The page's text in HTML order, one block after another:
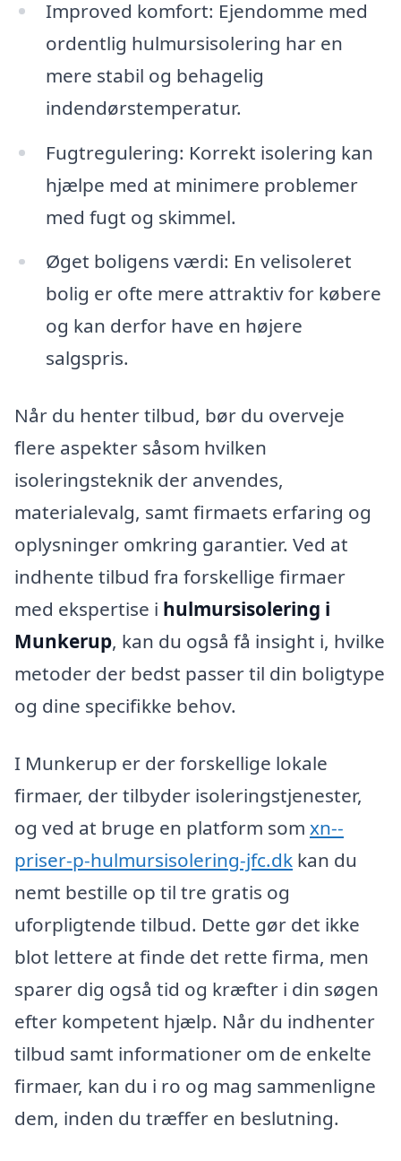
Improved komfort: Ejendomme med
ordentlig hulmursisolering har en
mere stabil og behagelig
indendørstemperatur.
Fugtregulering: Korrekt isolering kan
hjælpe med at minimere problemer
med fugt og skimmel.
Øget boligens værdi: En velisoleret
bolig er ofte mere attraktiv for købere
og kan derfor have en højere
salgspris.
Når du henter tilbud, bør du overveje
flere aspekter såsom hvilken
isoleringsteknik der anvendes,
materialevalg, samt firmaets erfaring og
oplysninger omkring garantier. Ved at
indhente tilbud fra forskellige firmaer
med ekspertise i hulmursisolering i
Munkerup, kan du også få insight i, hvilke
metoder der bedst passer til din boligtype
og dine specifikke behov.
I Munkerup er der forskellige lokale
firmaer, der tilbyder isoleringstjenester,
og ved at bruge en platform som xn--
priser-p-hulmursisolering-jfc.dk kan du
nemt bestille op til tre gratis og
uforpligtende tilbud. Dette gør det ikke
blot lettere at finde det rette firma, men
sparer dig også tid og kræfter i din søgen
efter kompetent hjælp. Når du indhenter
tilbud samt informationer om de enkelte
firmaer, kan du i ro og mag sammenligne
dem, inden du træffer en beslutning.